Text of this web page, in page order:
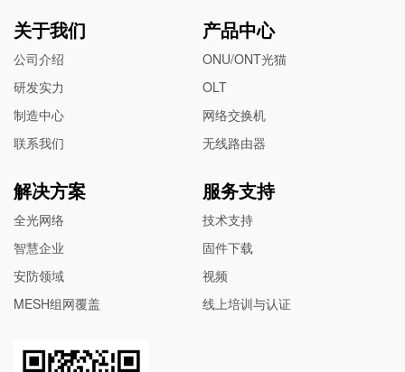
关于我们
公司介绍
研发实力
制造中心
联系我们
产品中心
ONU/ONT光猫
OLT
网络交换机
无线路由器
解决方案
全光网络
智慧企业
安防领域
MESH组网覆盖
服务支持
技术支持
固件下载
视频
线上培训与认证